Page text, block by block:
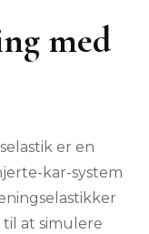
med
er en
kar-system
at simulere